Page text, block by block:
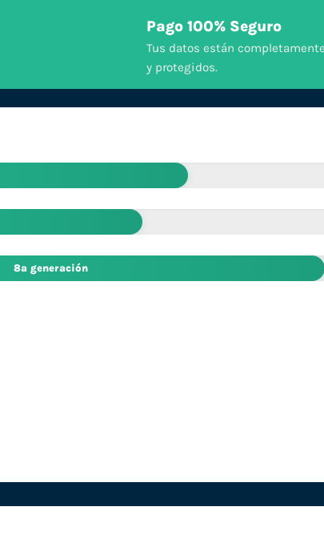
Pago 100% Seguro
Tus datos están
y protegidos.
8ª generación